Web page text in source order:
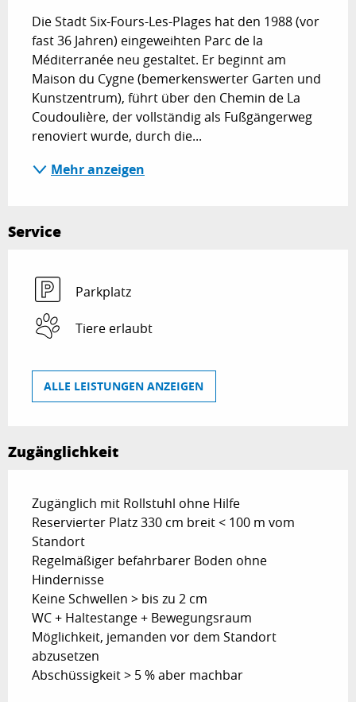
Die Stadt Six-Fours-Les-Plages hat den 1988 (vor
fast 36 Jahren) eingeweihten Parc de la
Méditerranée neu gestaltet. Er beginnt am
Maison du Cygne (bemerkenswerter Garten und
Kunstzentrum), führt über den Chemin de La
Coudoulière, der vollständig als Fußgängerweg
renoviert wurde, durch die...
Mehr anzeigen
Service
Parkplatz
Tiere erlaubt
ALLE LEISTUNGEN ANZEIGEN
Zugänglichkeit
Zugänglich mit Rollstuhl ohne Hilfe
Reservierter Platz 330 cm breit < 100 m vom
Standort
Regelmäßiger befahrbarer Boden ohne
Hindernisse
Keine Schwellen > bis zu 2 cm
WC + Haltestange + Bewegungsraum
Möglichkeit, jemanden vor dem Standort
abzusetzen
Abschüssigkeit > 5 % aber machbar